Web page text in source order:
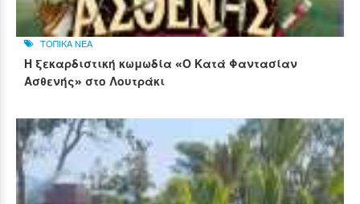
ΤΟΠΙΚΑ ΝΕΑ
Η ξεκαρδιστική κωμωδία «Ο Κατά Φαντασίαν
Ασθενής» στο Λουτράκι